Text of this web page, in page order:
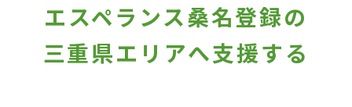
エスペランス桑名登録の
三重県エリアへ支援する